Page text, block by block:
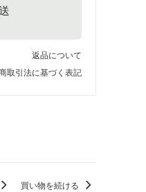
返品について
取引法に基づく表記
買い物を続ける